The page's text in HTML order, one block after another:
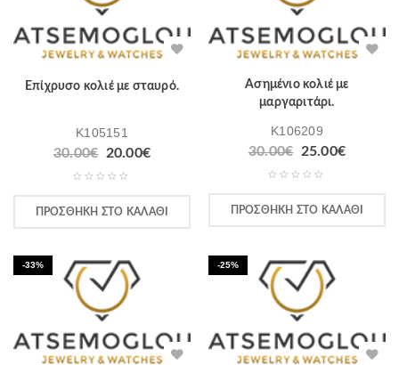
Επίχρυσο κολιέ με σταυρό.
K105151
30.00€ 20.00€
ΠΡΟΣΘΉΚΗ ΣΤΟ ΚΑΛΆΘΙ
Ασημένιο κολιέ με
μαργαριτάρι.
K106209
30.00€ 25.00€
ΠΡΟΣΘΉΚΗ ΣΤΟ ΚΑΛΆΘΙ
-33% -25%